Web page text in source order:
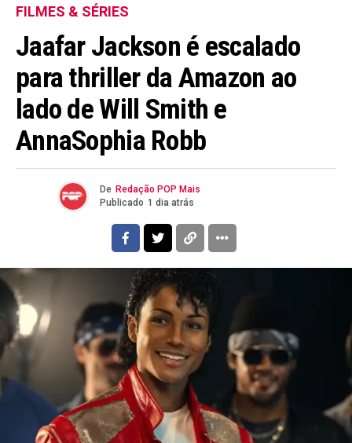
FILMES & SÉRIES
Jaafar Jackson é escalado
para thriller da Amazon ao
lado de Will Smith e
AnnaSophia Robb
De Redação POP Mais
Publicado 1 dia atrás